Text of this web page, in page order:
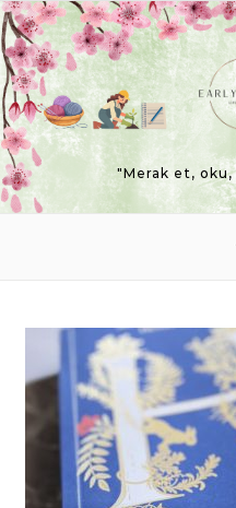
Skip to content
"Merak et, oku,